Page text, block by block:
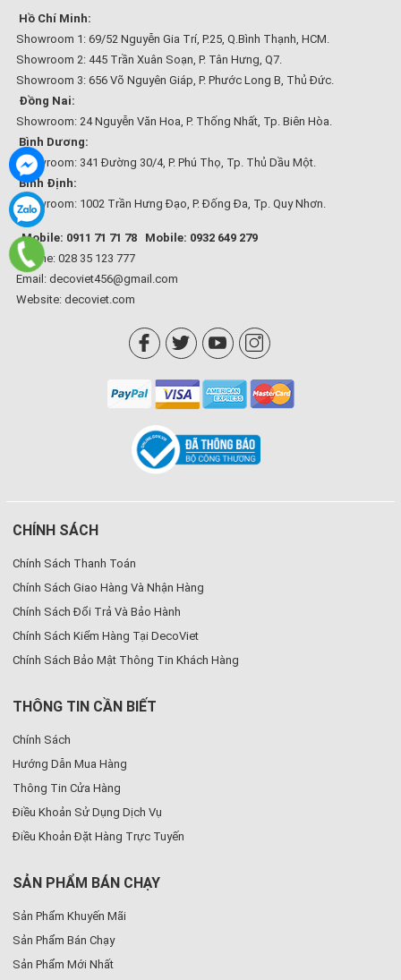
Hồ Chí Minh:
Showroom 1: 69/52 Nguyễn Gia Trí, P.25, Q.Bình Thạnh, HCM.
Showroom 2: 445 Trần Xuân Soạn, P. Tân Hưng, Q7.
Showroom 3: 656 Võ Nguyên Giáp, P. Phước Long B, Thủ Đức.
Đồng Nai:
Showroom: 24 Nguyễn Văn Hoa, P. Thống Nhất, Tp. Biên Hòa.
Bình Dương:
Showroom: 341 Đường 30/4, P. Phú Thọ, Tp. Thủ Dầu Một.
Bình Định:
Showroom: 1002 Trần Hưng Đạo, P. Đống Đa, Tp. Quy Nhơn.
Mobile: 0911 71 71 78
Mobile: 0932 649 279
Hotline: 028 35 123 777
Email: decoviet456@gmail.com
Website: decoviet.com
CHÍNH SÁCH
Chính Sách Thanh Toán
Chính Sách Giao Hàng Và Nhận Hàng
Chính Sách Đổi Trả Và Bảo Hành
Chính Sách Kiểm Hàng Tại DecoViet
Chính Sách Bảo Mật Thông Tin Khách Hàng
THÔNG TIN CẦN BIẾT
Chính Sách
Hướng Dẫn Mua Hàng
Thông Tin Cửa Hàng
Điều Khoản Sử Dụng Dịch Vụ
Điều Khoản Đặt Hàng Trực Tuyến
SẢN PHẨM BÁN CHẠY
Sản Phẩm Khuyến Mãi
Sản Phẩm Bán Chạy
Sản Phẩm Mới Nhất